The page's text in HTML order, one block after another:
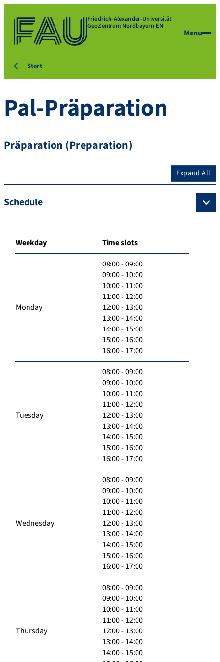
Friedrich-Alexander-Universität
GeoZentrum Nordbayern EN
Menu
Start
Pal-Präparation
Präparation (Preparation)
Expand All
Schedule
Weekday Time slots
Monday
08:00 - 09:00
09:00 - 10:00
10:00 - 11:00
11:00 - 12:00
12:00 - 13:00
13:00 - 14:00
14:00 - 15:00
15:00 - 16:00
16:00 - 17:00
Tuesday
08:00 - 09:00
09:00 - 10:00
10:00 - 11:00
11:00 - 12:00
12:00 - 13:00
13:00 - 14:00
14:00 - 15:00
15:00 - 16:00
16:00 - 17:00
Wednesday
08:00 - 09:00
09:00 - 10:00
10:00 - 11:00
11:00 - 12:00
12:00 - 13:00
13:00 - 14:00
14:00 - 15:00
15:00 - 16:00
16:00 - 17:00
Thursday
08:00 - 09:00
09:00 - 10:00
10:00 - 11:00
11:00 - 12:00
12:00 - 13:00
13:00 - 14:00
14:00 - 15:00